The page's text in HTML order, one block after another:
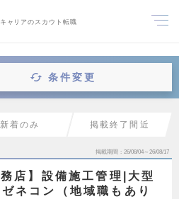
ャリアのスカウト転職
条件変更
新着のみ 掲載終了間近
掲載期間 26/08/04～26/08/17
店】設備施工管理|大型
ネコン（地域職もあり